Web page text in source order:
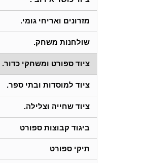
מזרונים ואריחי גומי.
שולחנות משחק.
ציוד ספורט ומשחקי כדור.
ציוד למוסדות ובתי ספר.
ציוד שחייה וצלילה.
ביגוד קבוצות ספורט
תיקי ספורט